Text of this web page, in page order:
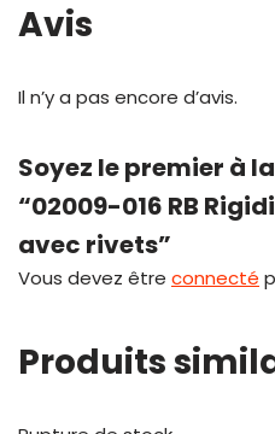
Avis
Il n’y a pas encore d’avis.
Soyez le premier à
“02009-016 RB
avec rivets”
Vous devez être connecté
Produits